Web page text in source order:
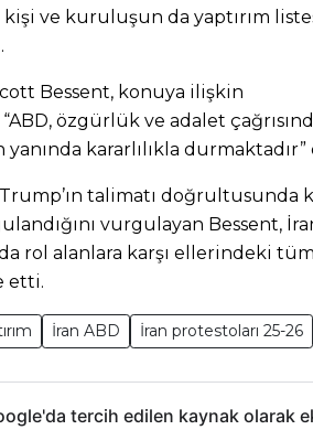
kişi ve kuruluşun da yaptırım
Bessent, konuya ilişkin
özgürlük ve adalet
kararlılıkla durmaktadır”
talimatı doğrultusunda
vurgulayan Bessent,
rol alanlara karşı ellerindeki
etti.
İran ABD İran protestoları 25-26
tercih edilen kaynak olarak